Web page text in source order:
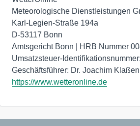
Meteorologische Dienstleistungen
Karl-Legien-Straße 194a
D-53117 Bonn
Amtsgericht Bonn | HRB Nummer
Umsatzsteuer-
https://www.wetteronline.de